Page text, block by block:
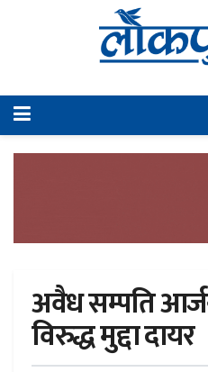
अवैध सम्पति
विरुद्ध मुद्दा दायर